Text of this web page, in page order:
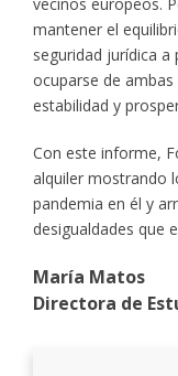
mantener el
seguridad jurídica
ocuparse de
estabilidad y
Con este informe,
alquiler mostrando
pandemia en él y
desigualdades que
María Matos
Directora de